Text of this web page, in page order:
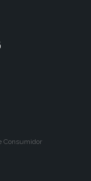
Consumidor